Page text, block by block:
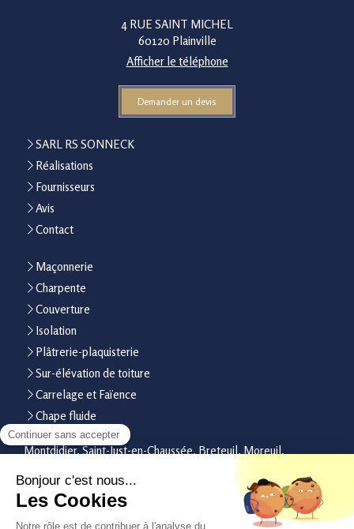
4 RUE SAINT MICHEL
60120 Plainville
Afficher le téléphone
Demander un devis
SARL RS SONNECK
Réalisations
Fournisseurs
Avis
Contact
Maçonnerie
Charpente
Couverture
Isolation
Plâtrerie-plaquisterie
Sur-élévation de toiture
Carrelage et Faïence
Chape fluide
Montdidier, Saint-Just-en-Chaussée, Breteuil, Moreuil,
Longueau, Camon, Margny-lès-Compiègne
Plan du site